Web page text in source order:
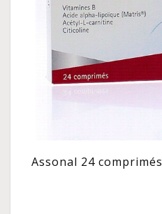
Assonal 24 comprimés